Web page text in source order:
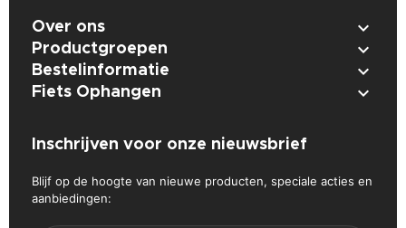
Over ons 
Productgroepen 
Bestelinformatie 
Fiets Ophangen 
Inschrijven voor onze nieuwsbrief
Blijf op de hoogte van nieuwe producten, speciale acties en
aanbiedingen: